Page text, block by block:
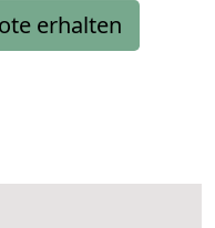
erhalten